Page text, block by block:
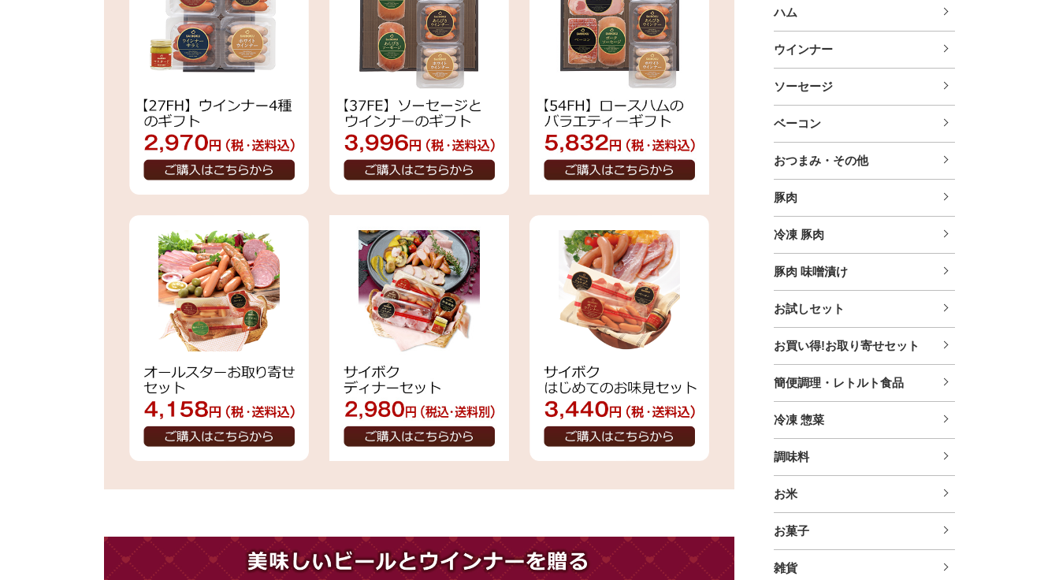
ハム
ウインナー
ソーセージ
ベーコン
おつまみ・その他
豚肉
冷凍 豚肉
豚肉 味噌漬け
お試しセット
お買い得!お取り寄せセット
簡便調理・レトルト食品
冷凍 惣菜
調味料
お米
お菓子
雑貨